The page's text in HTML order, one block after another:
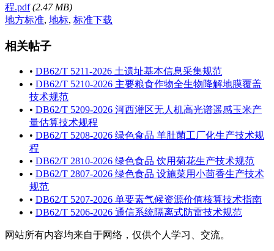
程.pdf (2.47 MB)
地方标准, 地标, 标准下载
相关帖子
• DB62/T 5211-2026 土遗址基本信息采集规范
• DB62/T 5210-2026 主要粮食作物全生物降解地膜覆盖
技术规范
• DB62/T 5209-2026 河西灌区无人机高光谱遥感玉米产
量估算技术规程
• DB62/T 5208-2026 绿色食品 羊肚菌工厂化生产技术规
程
• DB62/T 2810-2026 绿色食品 饮用菊花生产技术规范
• DB62/T 2807-2026 绿色食品 设施菜用小茴香生产技术
规范
• DB62/T 5207-2026 单要素气候资源价值核算技术指南
• DB62/T 5206-2026 通信系统隔离式防雷技术规范
网站所有内容均来自于网络，仅供个人学习、交流。